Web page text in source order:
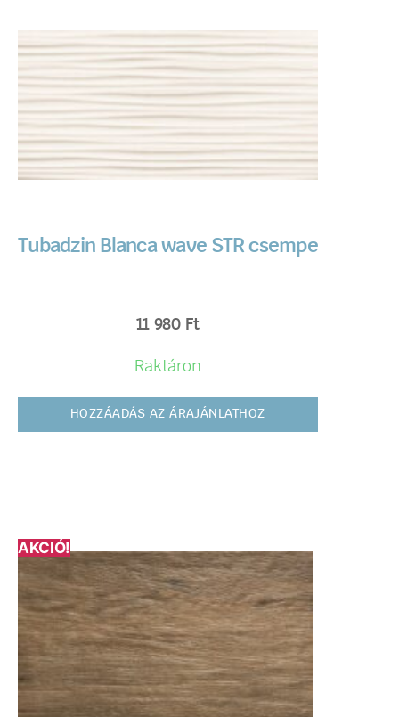
Tubadzin Blanca wave STR csempe
11 980 Ft
Raktáron
HOZZÁADÁS AZ ÁRAJÁNLATHOZ
AKCIÓ!